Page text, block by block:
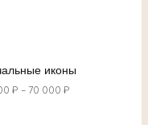
иконы
₽ – 70 000 ₽